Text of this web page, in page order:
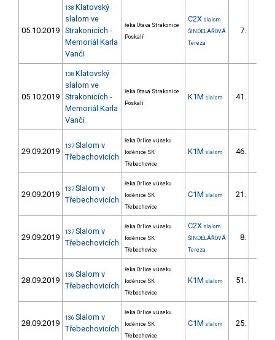
05.10.2019
138 Klatovský
slalom ve
Strakonicích -
Memoriál Karla
Vanči
řeka Otava Strakonice
Poskalí
C2X slalom
ŠINDELÁŘOVÁ
Tereza
7.
05.10.2019
138 Klatovský
slalom ve
Strakonicích -
Memoriál Karla
Vanči
řeka Otava Strakonice
Poskalí
K1M slalom 41.
29.09.2019
137 Slalom v
Třebechovicích
řeka Orlice v úseku
loděnice SK
Třebechovice
K1M slalom 46.
29.09.2019
137 Slalom v
Třebechovicích
řeka Orlice v úseku
loděnice SK
Třebechovice
C1M slalom 21.
29.09.2019
137 Slalom v
Třebechovicích
řeka Orlice v úseku
loděnice SK
Třebechovice
C2X slalom
ŠINDELÁŘOVÁ
Tereza
8.
28.09.2019
136 Slalom v
Třebechovicích
řeka Orlice v úseku
loděnice SK
Třebechovice
K1M slalom 51.
28.09.2019
136 Slalom v
Třebechovicích
řeka Orlice v úseku
loděnice SK
Třebechovice
C1M slalom 25.